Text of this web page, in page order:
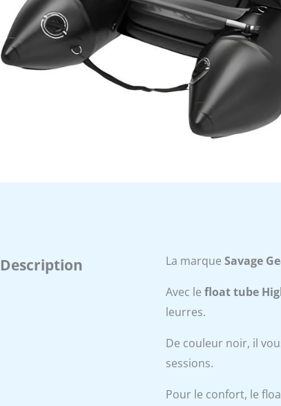
Description La marque Savage
Avec le float tube
leurres.
De couleur noir, il
sessions.
Pour le confort, le